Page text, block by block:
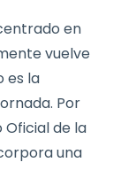
en
vuelve
es la
Por
Oficial de la
una